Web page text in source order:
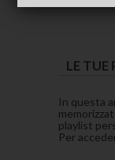
LE TUE
In questa
playlist
Per